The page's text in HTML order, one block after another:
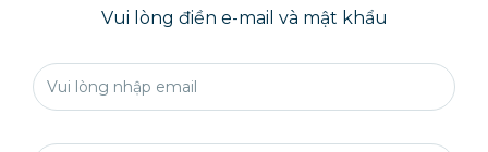
Vui lòng điền e-mail và mật khẩu